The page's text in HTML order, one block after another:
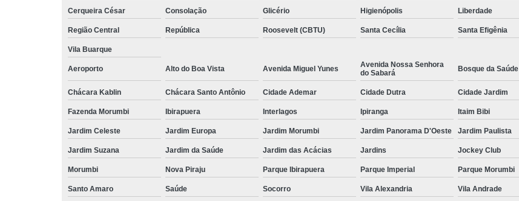
Cerqueira César Consolação Glicério Higienópolis Liberdade
Região Central República Roosevelt (CBTU) Santa Cecília Santa Efigênia
Vila Buarque
Aeroporto Alto do Boa Vista Avenida Miguel Yunes
Avenida Nossa Senhora
do Sabará
Bosque da Saúde
Chácara Kablin Chácara Santo Antônio Cidade Ademar Cidade Dutra Cidade Jardim
Fazenda Morumbi Ibirapuera Interlagos Ipiranga Itaim Bibi
Jardim Celeste Jardim Europa Jardim Morumbi Jardim Panorama D'Oeste Jardim Paulista
Jardim Suzana Jardim da Saúde Jardim das Acácias Jardins Jockey Club
Morumbi Nova Piraju Parque Ibirapuera Parque Imperial Parque Morumbi
Santo Amaro Saúde Socorro Vila Alexandria Vila Andrade